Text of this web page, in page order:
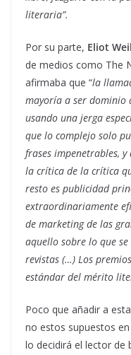
literaria”.
Por su parte, Eliot
de medios como The
afirmaba que “la
mayoría a ser dominio
usando una jerga
que lo complejo solo
frases impenetrables,
la crítica de la crítica
resto es publicidad
extraordinariamente
de marketing de las
aquello sobre lo que
revistas (…) Los
estándar del mérito
Poco que añadir a
no estos supuestos
lo decidirá el lector de